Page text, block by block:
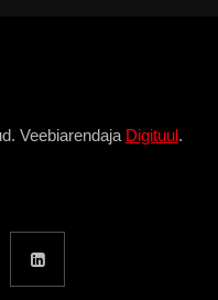
Veebiarendaja Digituul.